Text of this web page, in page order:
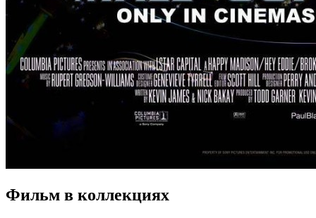
Фильм в коллекциях